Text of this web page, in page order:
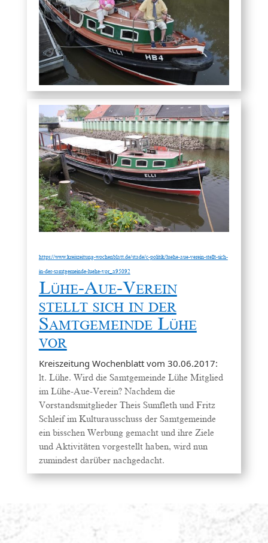
https://www.kreiszeitung-wochenblatt.de/stade/c-politik/luehe-aue-verein-stellt-sich-
in-der-samtgemeinde-luehe-vor_a95092
Lühe-Aue-Verein
stellt sich in der
Samtgemeinde Lühe
vor
Kreiszeitung Wochenblatt vom 30.06.2017:
lt. Lühe. Wird die Samtgemeinde Lühe Mitglied
im Lühe-Aue-Verein? Nachdem die
Vorstandsmitglieder Theis Sumfleth und Fritz
Schleif im Kulturausschuss der Samtgemeinde
ein bisschen Werbung gemacht und ihre Ziele
und Aktivitäten vorgestellt haben, wird nun
zumindest darüber nachgedacht.